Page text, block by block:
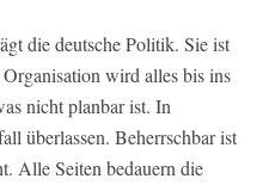
die deutsche Politik. Sie ist
wird alles bis ins
nicht planbar ist. In
überlassen. Beherrschbar ist
Alle Seiten bedauern die